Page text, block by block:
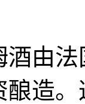
由
造